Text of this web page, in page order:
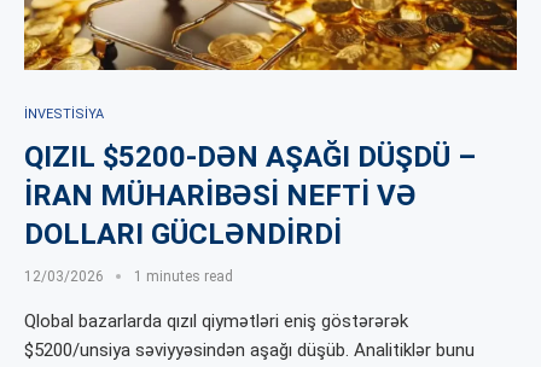
İNVESTISIYA
QIZIL $5200-DƏN AŞAĞI DÜŞDÜ –
İRAN MÜHARİBƏSİ NEFTİ VƏ
DOLLARI GÜCLƏNDİRDİ
12/03/2026 1 minutes read
Qlobal bazarlarda qızıl qiymətləri eniş göstərərək
$5200/unsiya səviyyəsindən aşağı düşüb. Analitiklər bunu